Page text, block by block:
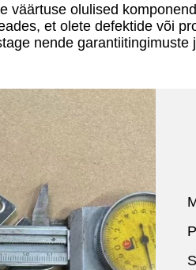
väärtuse olulised
et olete defektide või
nende